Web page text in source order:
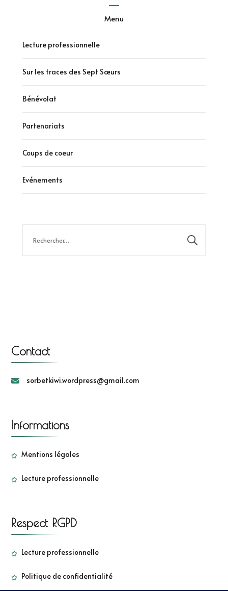
Menu
Lecture professionnelle
Sur les traces des Sept Sœurs
Bénévolat
Partenariats
Coups de coeur
Evénements
Contact
sorbetkiwi.wordpress@gmail.com
Informations
Mentions légales
Lecture professionnelle
Respect RGPD
Lecture professionnelle
Politique de confidentialité